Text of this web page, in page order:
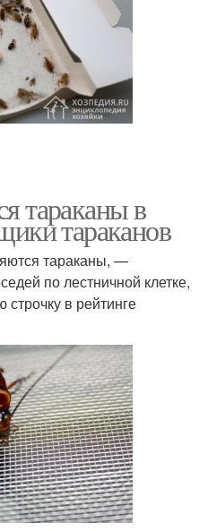
тараканы в
тараканов
тараканы, —
по лестничной клетке,
в рейтинге